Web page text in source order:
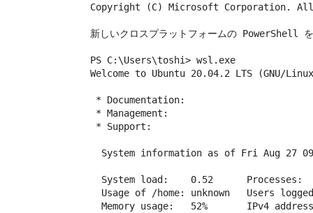
Copyright (C) Microsoft Corporation.
新しいクロスプラットフォームの PowerShell
PS C:\Users\toshi> wsl.exe
Welcome to Ubuntu 20.04.2 LTS (GNU/
* Documentation:
* Management:
* Support:
System information as of Fri Aug 27
System load:    0.52      Processes:
Usage of /home: unknown   Users
Memory usage:   52%       IPv4